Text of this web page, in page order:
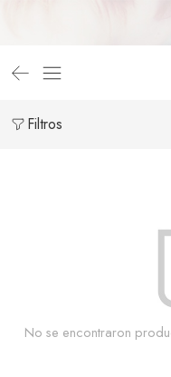
Filtros
No se encontraron